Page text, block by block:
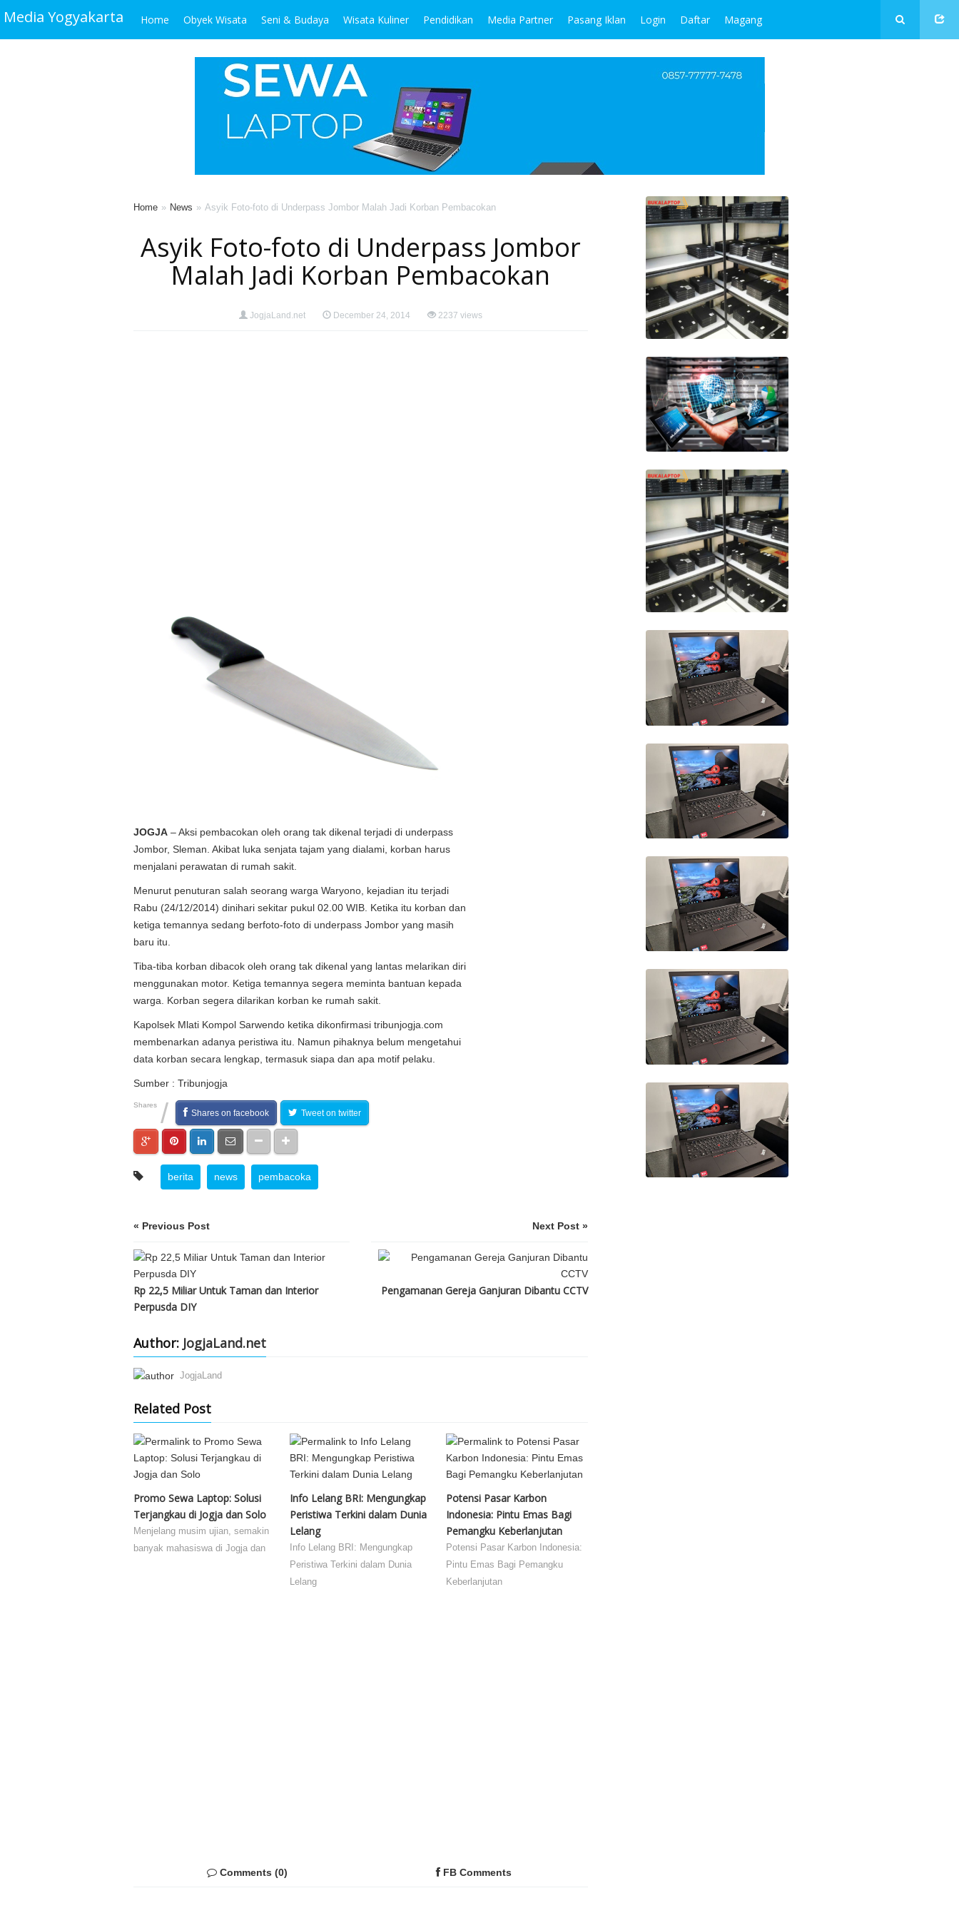
Media Yogyakarta Home Obyek Wisata Seni & Budaya Wisata Kuliner Pendidikan Media Partner Pasang Iklan Login Daftar Magang
Home News Asyik Foto-foto di Underpass Jombor Malah Jadi Korban Pembacokan
Asyik Foto-foto di Underpass Jombor
Malah Jadi Korban Pembacokan
JogjaLand.net December 24, 2014 2237 views
JOGJA – Aksi pembacokan oleh orang tak dikenal terjadi di underpass
Jombor, Sleman. Akibat luka senjata tajam yang dialami, korban harus
menjalani perawatan di rumah sakit.
Menurut penuturan salah seorang warga Waryono, kejadian itu terjadi
Rabu (24/12/2014) dinihari sekitar pukul 02.00 WIB. Ketika itu korban dan
ketiga temannya sedang berfoto-foto di underpass Jombor yang masih
baru itu.
Tiba-tiba korban dibacok oleh orang tak dikenal yang lantas melarikan diri
menggunakan motor. Ketiga temannya segera meminta bantuan kepada
warga. Korban segera dilarikan korban ke rumah sakit.
Kapolsek Mlati Kompol Sarwendo ketika dikonfirmasi tribunjogja.com
membenarkan adanya peristiwa itu. Namun pihaknya belum mengetahui
data korban secara lengkap, termasuk siapa dan apa motif pelaku.
Sumber : Tribunjogja
Shares / Shares on facebook Tweet on twitter
berita news pembacoka
« Previous Post
Rp 22,5 Miliar Untuk Taman dan Interior
Perpusda DIY
Next Post »
Pengamanan Gereja Ganjuran Dibantu CCTV
Author: JogjaLand.net
JogjaLand
Related Post
Promo Sewa Laptop: Solusi
Terjangkau di Jogja dan Solo
Menjelang musim ujian, semakin
banyak mahasiswa di Jogja dan
Info Lelang BRI: Mengungkap
Peristiwa Terkini dalam Dunia
Lelang
Info Lelang BRI: Mengungkap
Peristiwa Terkini dalam Dunia
Lelang
Potensi Pasar Karbon
Indonesia: Pintu Emas Bagi
Pemangku Keberlanjutan
Potensi Pasar Karbon Indonesia:
Pintu Emas Bagi Pemangku
Keberlanjutan
Comments (0) FB Comments